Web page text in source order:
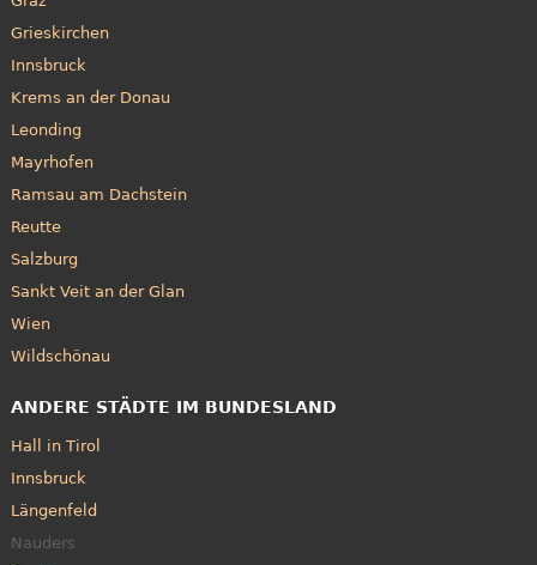
Grieskirchen
Innsbruck
Krems an der Donau
Leonding
Mayrhofen
Ramsau am Dachstein
Reutte
Salzburg
Sankt Veit an der Glan
Wien
Wildschönau
ANDERE STÄDTE IM BUNDESLAND
Hall in Tirol
Innsbruck
Längenfeld
Nauders